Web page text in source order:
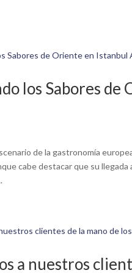
los Sabores
de la gastronomía
cabe destacar que su
a nuestros